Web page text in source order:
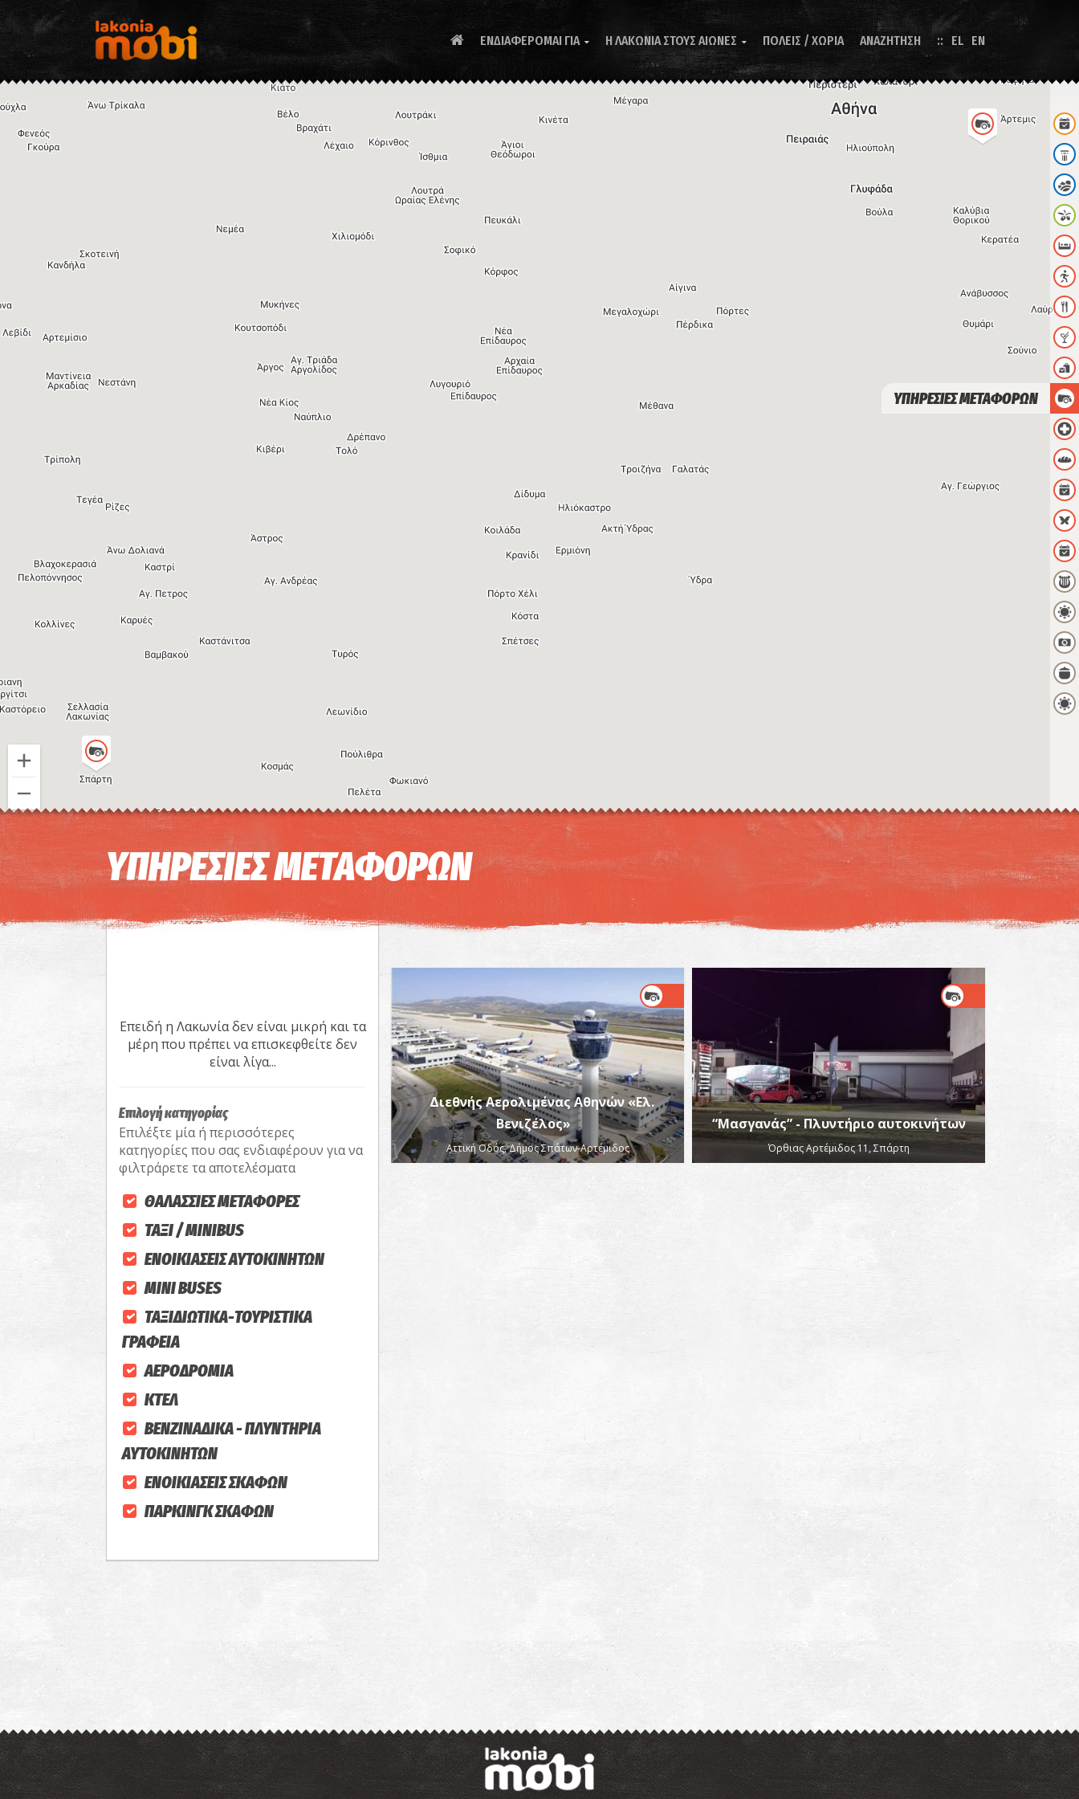
ΕΝΔΙΑΦΕΡΟΜΑΙ ΓΙΑ  Η ΛΑΚΩΝΙΑ ΣΤΟΥΣ ΑΙΩΝΕΣ  ΠΟΛΕΙΣ / ΧΩΡΙΑ ΑΝΑΖΗΤΗΣΗ EL EN
Συντομεύσεις πληκτρολογίου Η εικόνα ενδέχεται να υπόκειται σε πνευματικά δικαιώματα
ΥΠΗΡΕΣΙΕΣ ΜΕΤΑΦΟΡΩΝ
ΥΠΗΡΕΣΙΕΣ ΜΕΤΑΦΟΡΩΝ
Επειδή η Λακωνία δεν είναι μικρή και τα
μέρη που πρέπει να επισκεφθείτε δεν
είναι λίγα...
Επιλογή κατηγορίας
Επιλέξτε μία ή περισσότερες
κατηγορίες που σας ενδιαφέρουν για να
φιλτράρετε τα αποτελέσματα
ΘΑΛΑΣΣΙΕΣ ΜΕΤΑΦΟΡΕΣ
ΤΑΞΙ / MINIBUS
ΕΝΟΙΚΙΑΣΕΙΣ ΑΥΤΟΚΙΝΗΤΩΝ
MINI BUSES
ΤΑΞΙΔΙΩΤΙΚΑ-ΤΟΥΡΙΣΤΙΚΑ
ΓΡΑΦΕΙΑ
ΑΕΡΟΔΡΟΜΙΑ
ΚΤΕΛ
ΒΕΝΖΙΝΑΔΙΚΑ - ΠΛΥΝΤΗΡΙΑ
ΑΥΤΟΚΙΝΗΤΩΝ
ΕΝΟΙΚΙΑΣΕΙΣ ΣΚΑΦΩΝ
ΠΑΡΚΙΝΓΚ ΣΚΑΦΩΝ
Διεθνής Αερολιμένας Αθηνών «Ελ.
Βενιζέλος»
Αττική Οδός, Δήμος Σπάτων-Αρτέμιδος
“Μασγανάς” - Πλυντήριο αυτοκινήτων
Όρθιας Αρτέμιδος 11, Σπάρτη